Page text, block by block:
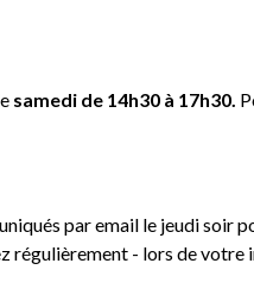
samedi de 14h30 à 17h30.
par email le jeudi soir
régulièrement - lors de votre